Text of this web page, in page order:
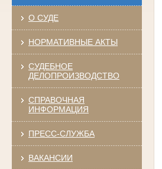
О СУДЕ
НОРМАТИВНЫЕ АКТЫ
СУДЕБНОЕ
ДЕЛОПРОИЗВОДСТВО
СПРАВОЧНАЯ
ИНФОРМАЦИЯ
ПРЕСС-СЛУЖБА
ВАКАНСИИ